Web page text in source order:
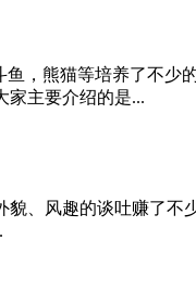
，熊猫等培养了不
家主要介绍的是...
、风趣的谈吐赚了